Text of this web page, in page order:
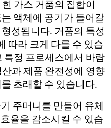
가스 거품의 집합이
액체에 공기가 들어갈
성됩니다. 거품의 특성
따라 크게 다를 수 있습
특정 프로세스에서 바람
과 제품 완전성에 영향
초래할 수 있습니다.
주머니를 만들어 유체
율을 감소시킬 수 있습